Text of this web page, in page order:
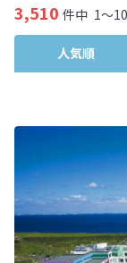
3,510 件中 1～
人気順